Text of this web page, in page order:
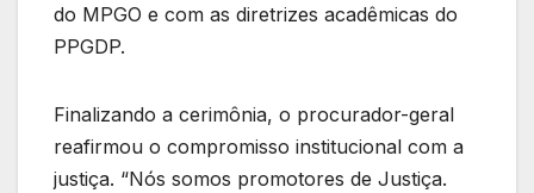
do MPGO e com as diretrizes acadêmicas do
PPGDP.
Finalizando a cerimônia, o procurador-geral
reafirmou o compromisso institucional com a
justiça. “Nós somos promotores de Justiça.